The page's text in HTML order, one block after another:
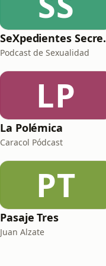
Podcast de Sexualidad
LP
La Polémica
Caracol Pódcast
PT
Pasaje Tres
Juan Alzate